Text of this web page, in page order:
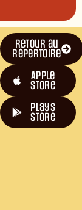
Retour au
répertoire
Apple
Store
plays
store